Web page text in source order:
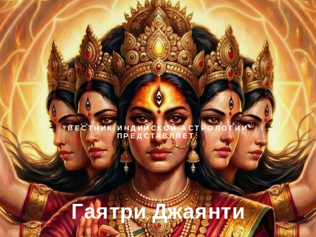
"ВЕСТНИК ИНДИЙСКОЙ АСТРОЛОГИИ"
ПРЕДСТАВЛЯЕТ:
Гаятри Джаянти